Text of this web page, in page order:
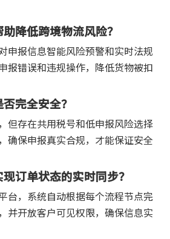
降低跨境物流风险？
申报信息智能风险预警和实时法规
报错误和违规操作，降低货物被扣
完全安全？
但存在共用税号和低申报风险选择
确保申报真实合规，才能保证安全
订单状态的实时同步？
台，系统自动根据每个流程节点完
并开放客户可见权限，确保信息实